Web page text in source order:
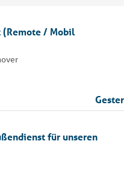
/ Mobil
für unseren